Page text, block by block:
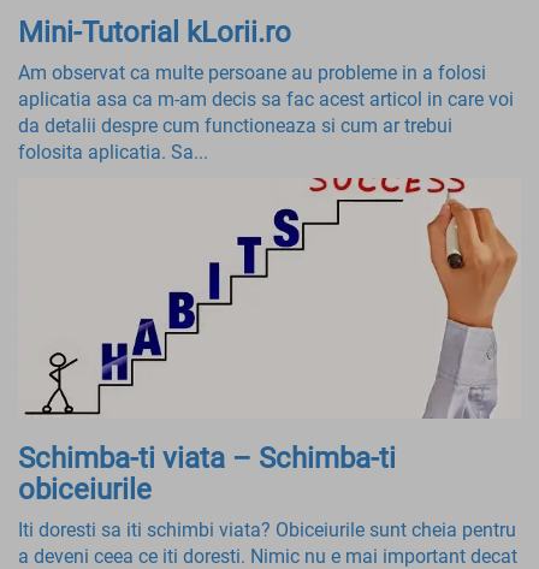
Mini-Tutorial kLorii.ro
Am observat ca multe persoane au probleme in a folosi
aplicatia asa ca m-am decis sa fac acest articol in care voi
da detalii despre cum functioneaza si cum ar trebui
folosita aplicatia. Sa...
Schimba-ti viata – Schimba-ti
obiceiurile
Iti doresti sa iti schimbi viata? Obiceiurile sunt cheia pentru
a deveni ceea ce iti doresti. Nimic nu e mai important decat